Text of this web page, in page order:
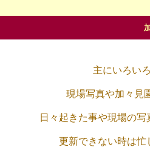
主にいろい
現場写真や加々見
日々起きた事や現場の
更新できない時は忙